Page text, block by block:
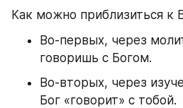
Как можно приблизиться к
Во-первых, через
говоришь с Богом.
Во-вторых, через
Бог «говорит» с тобой.